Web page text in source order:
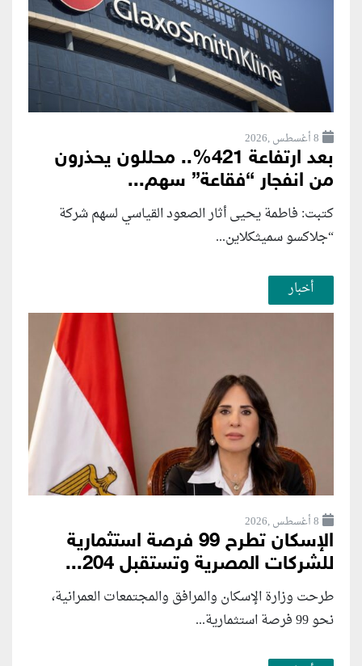
8 أغسطس ,2026
بعد ارتفاعة 421%.. محللون يحذرون
من انفجار “فقاعة” سهم...
كتبت: فاطمة يحيى أثار الصعود القياسي لسهم شركة
“جلاكسو سميثكلاين...
أخبار
8 أغسطس ,2026
الإسكان تطرح 99 فرصة استثمارية
للشركات المصرية وتستقبل 204...
طرحت وزارة الإسكان والمرافق والمجتمعات العمرانية،
نحو 99 فرصة استثمارية...